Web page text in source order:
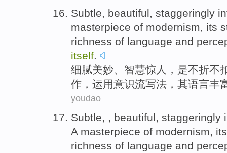
Subtle, beautiful, staggeringly
masterpiece of modernism, its
richness of language and
itself.
细腻美妙、 智慧惊人 ， 是不折不
作，运用意识流写法， 其语言丰
youdao
Subtle, , beautiful, staggeringly
A masterpiece of modernism, its
richness of language and